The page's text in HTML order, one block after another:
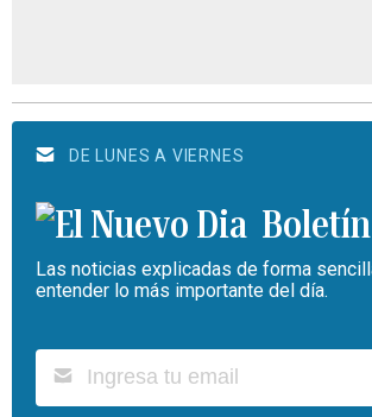
DE LUNES A VIERNES
Las noticias explicadas de forma
entender lo más importante del día.